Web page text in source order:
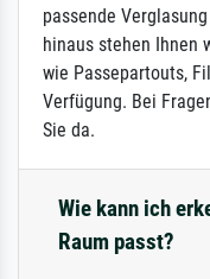
passende
hinaus stehen Ihnen
wie Passepartouts,
Verfügung. Bei
Sie da.
Wie kann ich
Raum passt?